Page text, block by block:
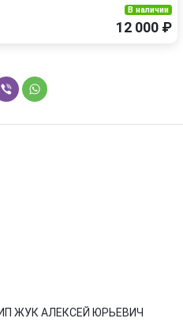
В наличии
12 000 ₽
ЖУК АЛЕКСЕЙ ЮРЬЕВИЧ